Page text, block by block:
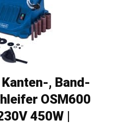
, Band-
OSM600
450W |